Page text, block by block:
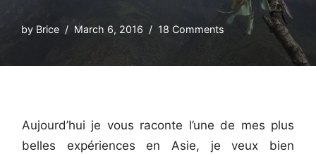
by Brice March 6, 2016 18 Comments
Aujourd’hui je vous raconte l’une de mes plus
belles expériences en Asie, je veux bien